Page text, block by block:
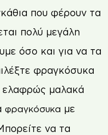
που φέρουν τα
πολύ μεγάλη
όσο και για να τα
φραγκόσυκα
ελαφρώς μαλακά
φραγκόσυκα με
να τα